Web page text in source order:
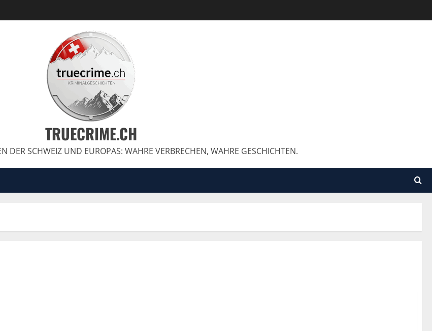
TRUECRIME.CH
DER SCHWEIZ UND EUROPAS: WAHRE VERBRECHEN, WAHRE GESCHICHTEN.